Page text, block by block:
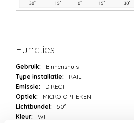
Functies
Gebruik:
Binnenshuis
Type installatie:
RAIL
Emissie:
DIRECT
Optiek:
MICRO-OPTIEKEN
Lichtbundel:
50°
Kleur:
WIT